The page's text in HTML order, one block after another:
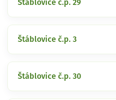
Štáblovice č.p. 29
Štáblovice č.p. 3
Štáblovice č.p. 30